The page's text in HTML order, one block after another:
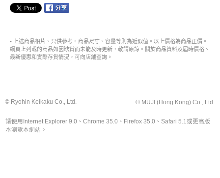
• 上述商品相片、只供參考。商品尺寸、容量等則為近似值。以上價格為商品正價。
網頁上列載的商品如因缺貨而未能及時更新，敬請原諒。關於商品資料及屆時價格、
最新優惠和實際存貨情況，可向店舖查詢。
© Ryohin Keikaku Co., Ltd. © MUJI (Hong Kong) Co., Ltd.
請使用Internet Explorer 9.0、Chrome 35.0、Firefox 35.0、Safari 5.1或更高版
本瀏覽本網站。